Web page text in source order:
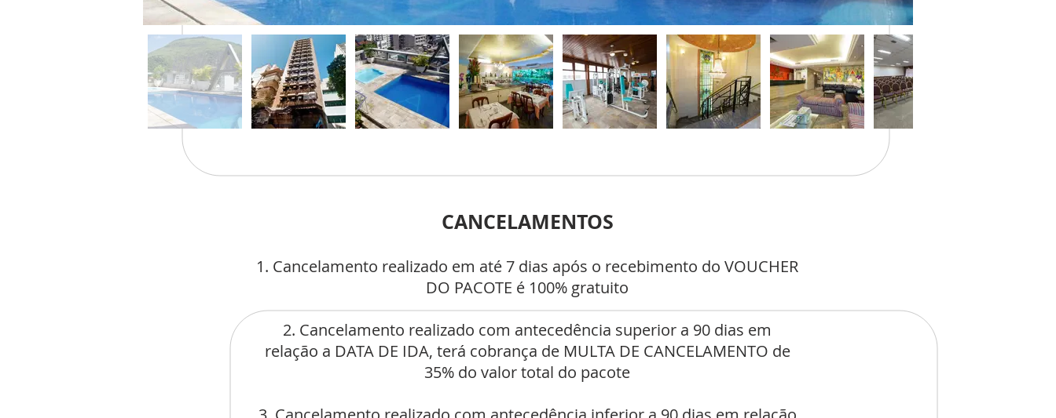
CANCELAMENTOS
1. Cancelamento realizado em até 7 dias após o recebimento do VOUCHER
DO PACOTE é 100% gratuito
2. Cancelamento realizado com antecedência superior a 90 dias em
relação a DATA DE IDA, terá cobrança de MULTA DE CANCELAMENTO de
35% do valor total do pacote